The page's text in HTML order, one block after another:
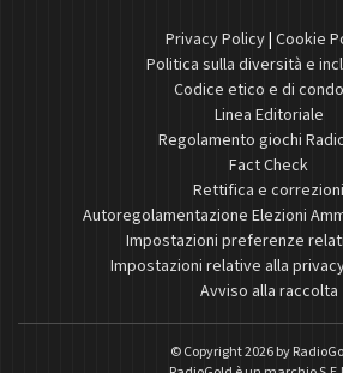
Privacy Policy| Cookie
Politica sulla diversità e
Codice etico e di
Linea Editoriale
Regolamento giochi
Fact Check
Rettifica e correzioni
Autoregolamentazione Elezioni
Impostazioni preferenze
Impostazioni relative alla
Avviso alla raccolta
© Copyright 2026 by